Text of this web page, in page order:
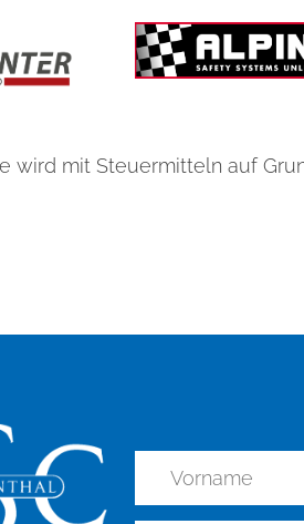
wird mit Steuermitteln auf